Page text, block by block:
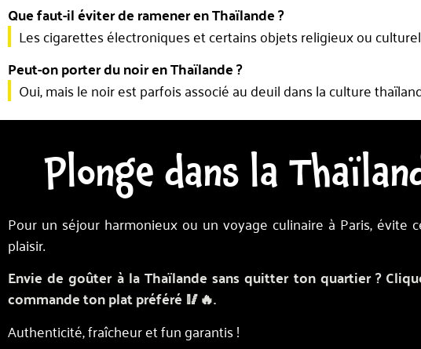
Que faut-il éviter de ramener en Thaïlande ?
Les cigarettes électroniques et certains objets religieux ou
Peut-on porter du noir en Thaïlande ?
Oui, mais le noir est parfois associé au deuil dans la culture
Plonge dans la
Pour un séjour harmonieux ou un voyage culinaire à Paris,
plaisir.
Envie de goûter à la Thaïlande sans quitter ton quartier ?
commande ton plat préféré 🥢🔥.
Authenticité, fraîcheur et fun garantis !